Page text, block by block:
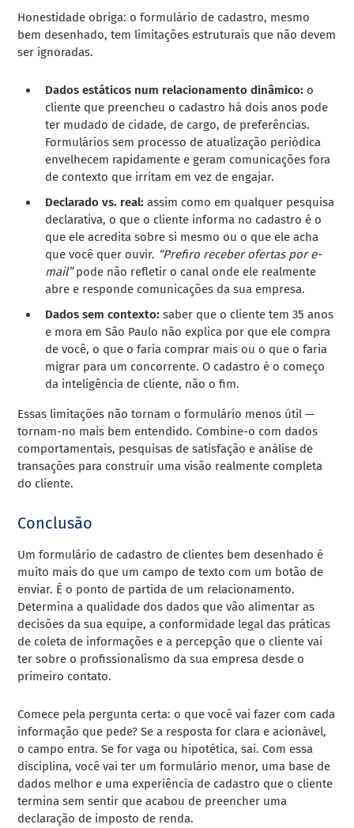
Honestidade obriga: o formulário de cadastro, mesmo
bem desenhado, tem limitações estruturais que não devem
ser ignoradas.
Dados estáticos num relacionamento dinâmico: o
cliente que preencheu o cadastro há dois anos pode
ter mudado de cidade, de cargo, de preferências.
Formulários sem processo de atualização periódica
envelhecem rapidamente e geram comunicações fora
de contexto que irritam em vez de engajar.
Declarado vs. real: assim como em qualquer pesquisa
declarativa, o que o cliente informa no cadastro é o
que ele acredita sobre si mesmo ou o que ele acha
que você quer ouvir. “Prefiro receber ofertas por e-
mail”pode não refletir o canal onde ele realmente
abre e responde comunicações da sua empresa.
Dados sem contexto: saber que o cliente tem 35 anos
e mora em São Paulo não explica por que ele compra
de você, o que o faria comprar mais ou o que o faria
migrar para um concorrente. O cadastro é o começo
da inteligência de cliente, não o fim.
Essas limitações não tornam o formulário menos útil —
tornam-no mais bem entendido. Combine-o com dados
comportamentais, pesquisas de satisfação e análise de
transações para construir uma visão realmente completa
do cliente.
Conclusão
Um formulário de cadastro de clientes bem desenhado é
muito mais do que um campo de texto com um botão de
enviar. É o ponto de partida de um relacionamento.
Determina a qualidade dos dados que vão alimentar as
decisões da sua equipe, a conformidade legal das práticas
de coleta de informações e a percepção que o cliente vai
ter sobre o profissionalismo da sua empresa desde o
primeiro contato.
Comece pela pergunta certa: o que você vai fazer com cada
informação que pede? Se a resposta for clara e acionável,
o campo entra. Se for vaga ou hipotética, sai. Com essa
disciplina, você vai ter um formulário menor, uma base de
dados melhor e uma experiência de cadastro que o cliente
termina sem sentir que acabou de preencher uma
declaração de imposto de renda.